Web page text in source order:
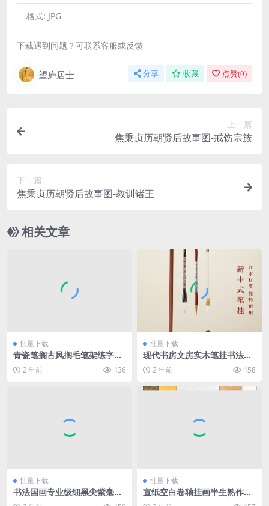
格式: JPG
下载遇到问题？可联系客服或反馈
望庐居士 分享 收藏 点赞(0)
上一篇
焦秉贞历朝贤后故事图-戒饬宗族
下一篇
焦秉贞历朝贤后故事图-教训诸王
相关文章
批量下载
青瓷笔搁古风搁毛笔架练字书
画陶瓷笔架
2 年前 136
批量下载
现代书房文房实木笔挂书法书
画用品毛笔收纳笔挂
2 年前 158
批量下载
书法国画专业级细黑尖紫毫勾
线笔工笔画白描美术用笔
批量下载
宣纸空白卷轴挂画半生熟作品
纸毛笔字专用挂轴立轴